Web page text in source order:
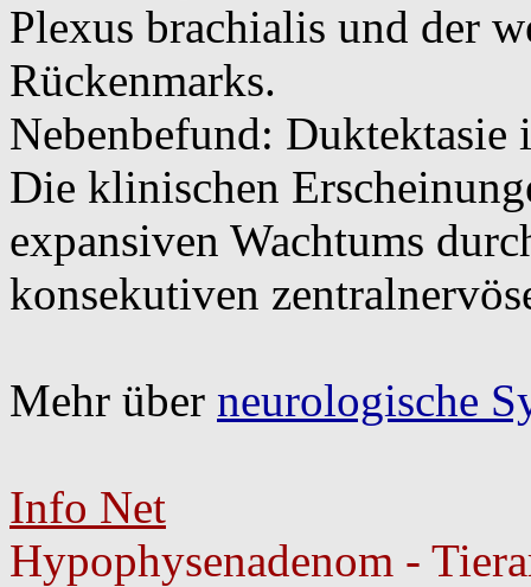
Plexus brachialis und der
Rückenmarks.
Nebenbefund: Duktektasie
Die klinischen
expansiven Wachtums
konsekutiven
Mehr über neurologische
Info Net
Hypophysenadenom -